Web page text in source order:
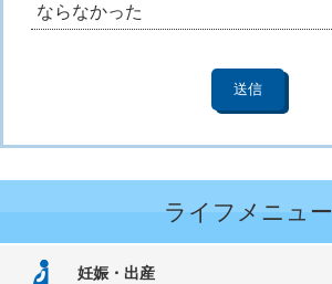
ならなかった
ライフメニュー
妊娠・出産